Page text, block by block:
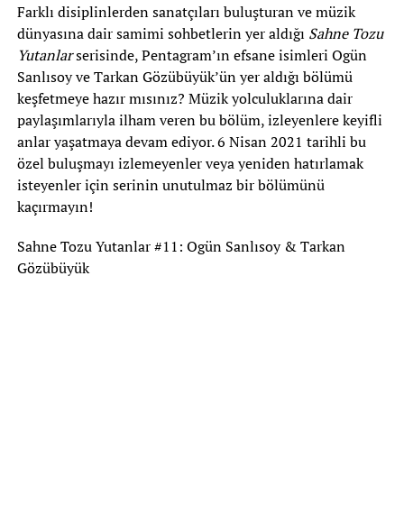
Farklı disiplinlerden sanatçıları buluşturan ve müzik
dünyasına dair samimi sohbetlerin yer aldığı Sahne Tozu
Yutanlarserisinde, Pentagram’ın efsane isimleri Ogün
Sanlısoy ve Tarkan Gözübüyük’ün yer aldığı bölümü
keşfetmeye hazır mısınız? Müzik yolculuklarına dair
paylaşımlarıyla ilham veren bu bölüm, izleyenlere keyifli
anlar yaşatmaya devam ediyor. 6 Nisan 2021 tarihli bu
özel buluşmayı izlemeyenler veya yeniden hatırlamak
isteyenler için serinin unutulmaz bir bölümünü
kaçırmayın!
Sahne Tozu Yutanlar #11: Ogün Sanlısoy & Tarkan
Gözübüyük